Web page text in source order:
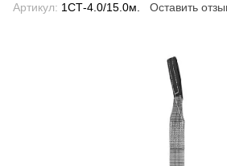
Артикул: 1СТ-4.0/15.0м. Оставить